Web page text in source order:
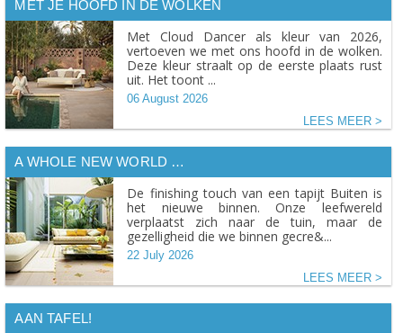
MET JE HOOFD IN DE WOLKEN
Met Cloud Dancer als kleur van 2026,
vertoeven we met ons hoofd in de wolken.
Deze kleur straalt op de eerste plaats rust
uit. Het toont ...
06 August 2026
LEES MEER
A WHOLE NEW WORLD …
De finishing touch van een tapijt Buiten is
het nieuwe binnen. Onze leefwereld
verplaatst zich naar de tuin, maar de
gezelligheid die we binnen gecre&...
22 July 2026
LEES MEER
AAN TAFEL!